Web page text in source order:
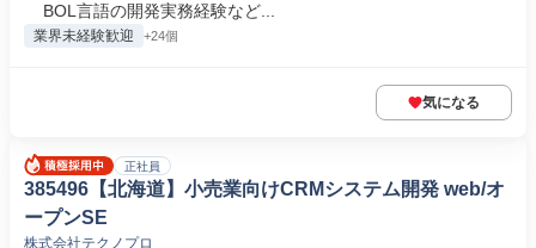
BOL言語の開発実務経験など...
業界未経験歓迎 +24個
気になる
正社員
385496【北海道】小売業向けCRMシステム開発 web/オ
ープンSE
株式会社テクノプロ